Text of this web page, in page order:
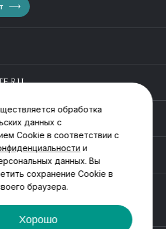
ИНН 55546464612,
данных
обработка
данных с
Cookie в соответствии с
и
данных. Вы
сохранение Cookie в
браузера.
Хорошо